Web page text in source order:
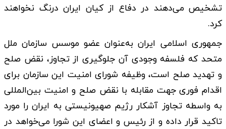
تشخیص می‌دهند در دفاع از کیان ایران درنگ نخواهند
کرد.
جمهوری اسلامی ایران به‌عنوان عضو موسس سازمان ملل
متحد که فلسفه وجودی آن جلوگیری از تجاوز، نقض صلح
و تهدید صلح است، وظیفه شورای امنیت این سازمان برای
اقدام فوری جهت مقابله با نقض صلح و امنیت بین‌المللی
به واسطه تجاوز آشکار رژیم صهیونیستی به ایران را مورد
تاکید قرار داده و از رئیس و اعضای این شورا می‌خواهد در